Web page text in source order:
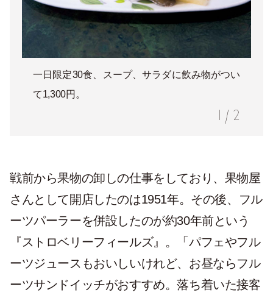
一日限定30食、スープ、サラダに飲み物がつい
て1,300円。
/ 2
戦前から果物の卸しの仕事をしており、果物屋
さんとして開店したのは1951年。その後、フル
ーツパーラーを併設したのが約30年前という
『ストロベリーフィールズ』。「パフェやフル
ーツジュースもおいしいけれど、お昼ならフル
ーツサンドイッチがおすすめ。落ち着いた接客